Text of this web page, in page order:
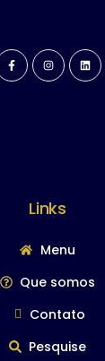
Links
Menu
Que somos
Contato
Pesquise